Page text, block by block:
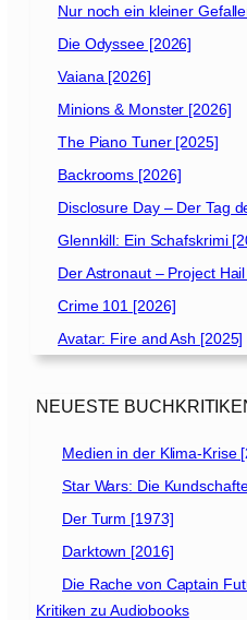
Nur noch ein kleiner
Die Odyssee [2026]
Vaiana [2026]
Minions & Monster [2026]
The Piano Tuner [2025]
Backrooms [2026]
Disclosure Day – Der Tag
Glennkill: Ein Schafskrimi
Der Astronaut – Project
Crime 101 [2026]
Avatar: Fire and Ash [2025]
NEUESTE
Medien in der Klima-Krise
Star Wars: Die
Der Turm [1973]
Darktown [2016]
Die Rache von Captain
Kritiken zu Audiobooks